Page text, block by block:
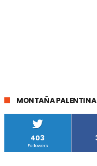
MONTAÑA PALENTINA
403
Followers